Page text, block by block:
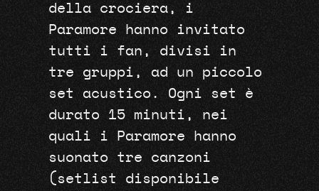
della crociera, i
Paramore hanno invitato
tutti i fan, divisi in
tre gruppi, ad un piccolo
set acustico. Ogni set è
durato 15 minuti, nei
quali i Paramore hanno
suonato tre canzoni
(setlist disponibile